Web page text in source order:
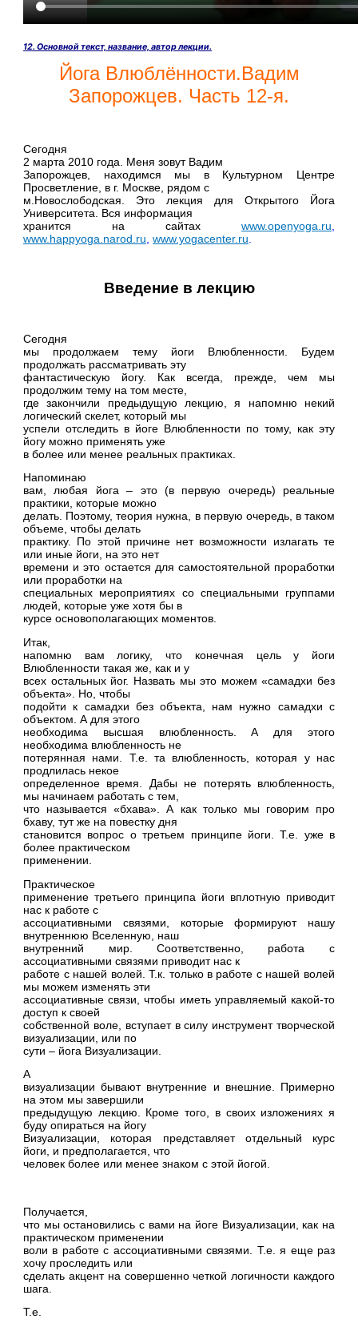
12. Основной текст, название, автор лекции.
Йога Влюблённости.Вадим
Запорожцев. Часть 12-я.
Сегодня
2 марта 2010 года.
Меня зовут Вадим
Запорожцев, находимся мы в Культурном Центре
Просветление, в г. Москве, рядом с
м.Новослободская. Это лекция для Открытого Йога
Университета. Вся информация
хранится на сайтах www.openyoga.ru
www.happyoga.narod.ru ,www.yogacenter.ru
Введение в лекцию
Сегодня
мы продолжаем тему йоги Влюбленности. Будем
продолжать рассматривать эту
фантастическую йогу. Как всегда, прежде, чем мы
продолжим тему на том месте,
где закончили предыдущую лекцию, я напомню некий
логический скелет, который мы
успели отследить в йоге Влюбленности по тому, как эту
йогу можно применять уже
в более или менее реальных практиках.
Напоминаю
вам, любая йога – это (в первую очередь) реальные
практики, которые можно
делать. Поэтому, теория нужна, в первую очередь, в таком
объеме, чтобы делать
практику. По этой причине нет возможности излагать те
или иные йоги, на это нет
времени и это остается для самостоятельной проработки
или проработки на
специальных мероприятиях со специальными группами
людей, которые уже хотя бы в
курсе основополагающих моментов.
Итак,
напомню вам логику, что конечная цель у йоги
Влюбленности такая же, как и у
всех остальных йог. Назвать мы это можем «самадхи без
объекта». Но, чтобы
подойти к самадхи без объекта, нам нужно самадхи с
объектом. А для этого
необходима высшая влюбленность. А для этого
необходима влюбленность не
потерянная нами. Т.е. та влюбленность, которая у нас
продлилась некое
определенное время. Дабы не потерять влюбленность,
мы начинаем работать с тем,
что называется «бхава». А как только мы говорим про
бхаву, тут же на повестку дня
становится вопрос о третьем принципе йоги. Т.е. уже в
более практическом
применении.
Практическое
применение третьего принципа йоги вплотную приводит
нас к работе с
ассоциативными связями, которые формируют нашу
внутреннюю Вселенную, наш
внутренний мир. Соответственно, работа с
ассоциативными связями приводит нас к
работе с нашей волей. Т.к. только в работе с нашей волей
мы можем изменять эти
ассоциативные связи, чтобы иметь управляемый какой-то
доступ к своей
собственной воле, вступает в силу инструмент творческой
визуализации, или по
сути – йога Визуализации.
А
визуализации бывают внутренние и внешние. Примерно
на этом мы завершили
предыдущую лекцию. Кроме того, в своих изложениях я
буду опираться на йогу
Визуализации, которая представляет отдельный курс
йоги, и предполагается, что
человек более или менее знаком с этой йогой.
Получается,
что мы остановились с вами на йоге Визуализации, как на
практическом применении
воли в работе с ассоциативными связями. Т.е. я еще раз
хочу проследить или
сделать акцент на совершенно четкой логичности каждого
шага.
Т.е.